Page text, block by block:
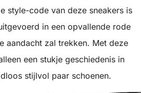
style-code van deze sneakers is
in een opvallende rode
aandacht zal trekken. Met deze
een stukje geschiedenis in
stijlvol paar schoenen.